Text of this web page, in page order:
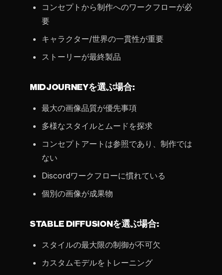
コンセプトから制作へのワークフローが必
要
キャラクター/世界の一貫性が重要
ストーリーが最終製品
MIDJOURNEYを選ぶ場合:
最大の画像品質が優先事項
多様なスタイルとムードを探求
コンセプトアートは参照であり、制作では
ない
Discordワークフローに慣れている
個別の画像が成果物
STABLE DIFFUSIONを選ぶ場合:
スタイルの最大限の制御が不可欠
カスタムモデルをトレーニング